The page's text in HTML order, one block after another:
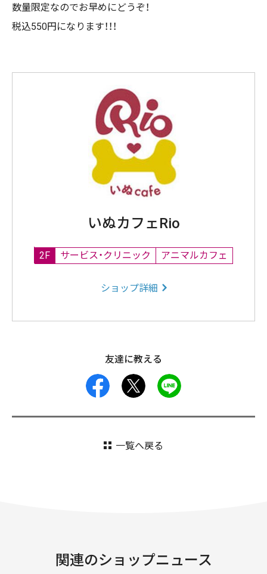
数量限定なのでお早めにどうぞ！
税込550円になります！！！
いぬカフェRio
2F サービス・クリニック アニマルカフェ
ショップ詳細
友達に教える
facebook
一覧へ戻る
関連のショップニュース